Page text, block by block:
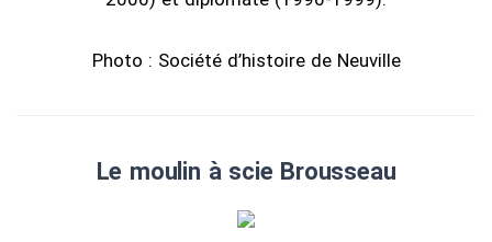
Photo : Société d’histoire de Neuville
Le moulin à scie Brousseau